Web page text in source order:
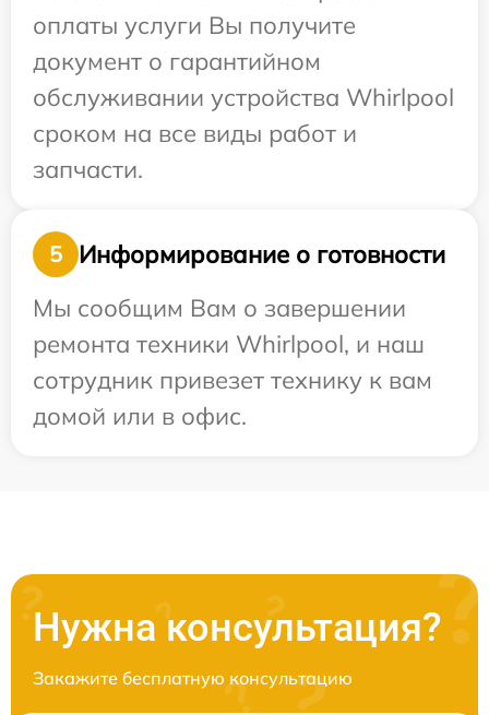
оплаты услуги Вы получите
документ о гарантийном
обслуживании устройства Whirlpool
сроком на все виды работ и
запчасти.
5
Информирование о готовности
Мы сообщим Вам о завершении
ремонта техники Whirlpool, и наш
сотрудник привезет технику к вам
домой или в офис.
Нужна консультация?
Закажите бесплатную консультацию